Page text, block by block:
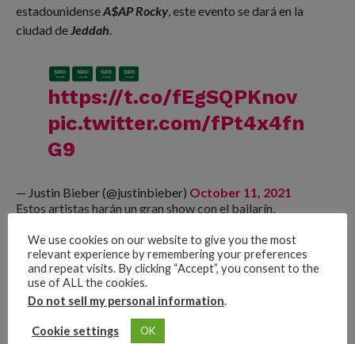
estadounidenseA$AP Rocky, este evento se dará en la
ciudad deJeddah.
https://t.co/fEgSQPKnov
pic.twitter.com/fPt4x4fn
G9
— Justin Bieber (@justinbieber) October 11, 2021
Estos artistas harán un gran show con el bailarín,
de laFanzone del circuito Jeddah Corniche.
Advertisements
We use cookies on our website to give you the most
relevant experience by remembering your preferences
and repeat visits. By clicking “Accept”, you consent to the
use of ALL the cookies.
Do not sell my personal information.
Cookie settings OK